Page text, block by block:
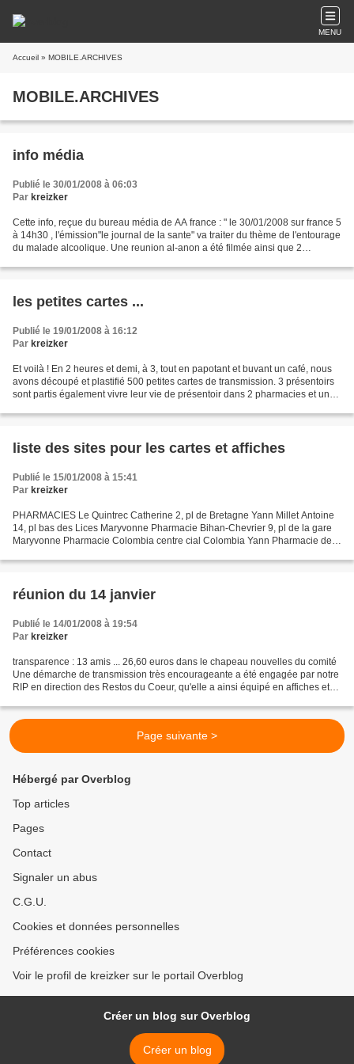
MENU
Accueil » MOBILE.ARCHIVES
MOBILE.ARCHIVES
info média
Publié le 30/01/2008 à 06:03
Par kreizker
Cette info, reçue du bureau média de AA france : " le 30/01/2008 sur france 5
à 14h30 , l'émission"le journal de la sante" va traiter du thème de l'entourage
du malade alcoolique. Une reunion al-anon a été filmée ainsi que 2
les petites cartes ...
Publié le 19/01/2008 à 16:12
Par kreizker
Et voilà ! En 2 heures et demi, à 3, tout en papotant et buvant un café, nous
avons découpé et plastifié 500 petites cartes de transmission. 3 présentoirs
sont partis également vivre leur vie de présentoir dans 2 pharmacies et un
liste des sites pour les cartes et affiches
Publié le 15/01/2008 à 15:41
Par kreizker
PHARMACIES Le Quintrec Catherine 2, pl de Bretagne Yann Millet Antoine
14, pl bas des Lices Maryvonne Pharmacie Bihan-Chevrier 9, pl de la gare
Maryvonne Pharmacie Colombia centre cial Colombia Yann Pharmacie de
réunion du 14 janvier
Publié le 14/01/2008 à 19:54
Par kreizker
transparence : 13 amis ... 26,60 euros dans le chapeau nouvelles du comité
Une démarche de transmission très encourageante a été engagée par notre
RIP en direction des Restos du Coeur, qu'elle a ainsi équipé en affiches et
Page suivante >
Hébergé par Overblog
Top articles
Pages
Contact
Signaler un abus
C.G.U.
Cookies et données personnelles
Préférences cookies
Voir le profil de kreizker sur le portail Overblog
Créer un blog sur Overblog
Créer un blog